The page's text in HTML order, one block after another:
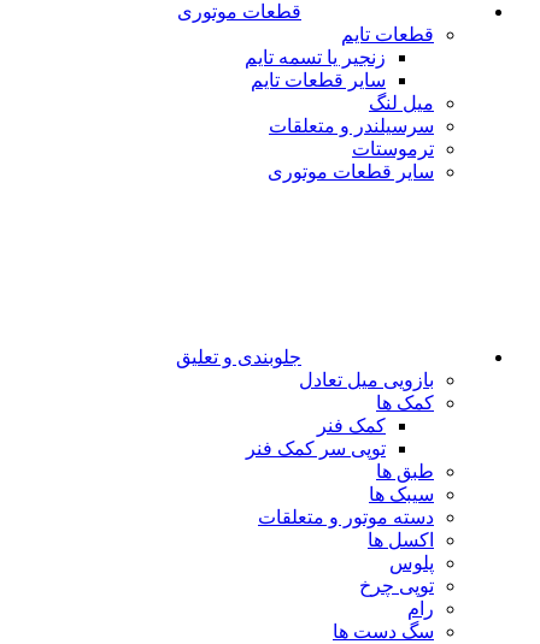
قطعات موتوری
قطعات تایم
زنجیر یا تسمه تایم
سایر قطعات تایم
میل لنگ
سرسیلندر و متعلقات
ترموستات
سایر قطعات موتوری
جلوبندی و تعلیق
بازویی میل تعادل
کمک ها
کمک فنر
توپی سر کمک فنر
طبق ها
سیبک ها
دسته موتور و متعلقات
اکسل ها
پلوس
توپی چرخ
رام
سگ دست ها